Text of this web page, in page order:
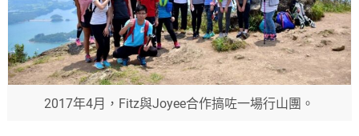
2017年4月，Fitz與Joyee合作搞咗一場行山團。